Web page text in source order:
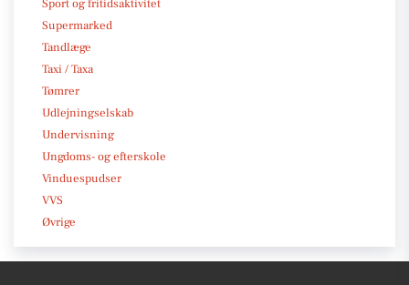
Sport og fritidsaktivitet
Supermarked
Tandlæge
Taxi / Taxa
Tømrer
Udlejningselskab
Undervisning
Ungdoms- og efterskole
Vinduespudser
VVS
Øvrige